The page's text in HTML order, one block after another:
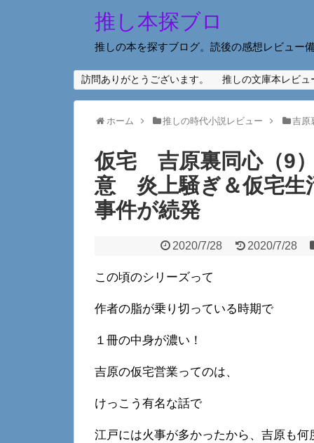
推し本探ブロ
推しの本を探すブログ。読後の感想レビュー
訪問ありがとうございます。 推しの文庫本レビュ
ホーム 推しの時代小説レビュー 吉原
仮宅 吉原裏同心（9
意 炎上騒ぎ＆仮宅生
事件が続発
2020/7/28 2020/7/28
この頃のシリーズって
作者の脂が乗り切っている時期で
１冊の中身が濃い！
吉原の仮宅営業ってのは、
けっこう有名な話で
江戸には火事が多かったから、吉原も何